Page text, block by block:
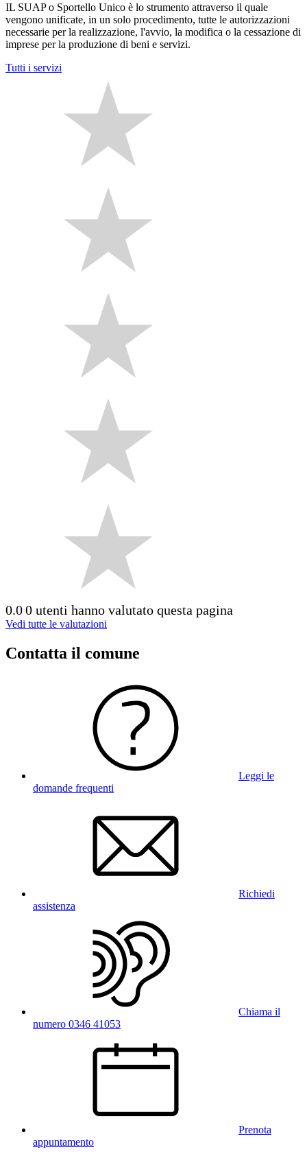
IL SUAP o Sportello Unico è lo strumento attraverso il quale
vengono unificate, in un solo procedimento, tutte le autorizzazioni
necessarie per la realizzazione, l'avvio, la modifica o la cessazione di
imprese per la produzione di beni e servizi.
Tutti i servizi
0.00 utenti hanno valutato questa pagina
Vedi tutte le valutazioni
Contatta il comune
Leggi le
domande frequenti
Richiedi
assistenza
Chiama il
numero 0346 41053
Prenota
appuntamento